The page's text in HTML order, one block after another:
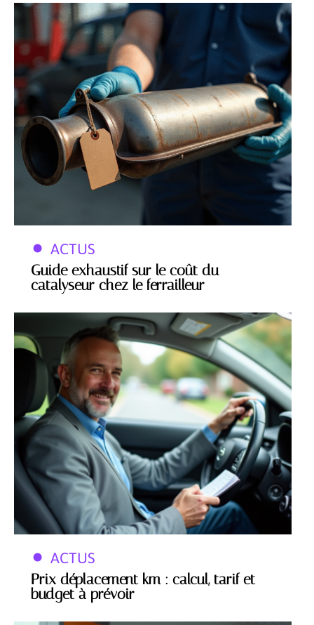
ACTUS
Guide exhaustif sur le coût du
catalyseur chez le ferrailleur
ACTUS
Prix déplacement km : calcul, tarif et
budget à prévoir